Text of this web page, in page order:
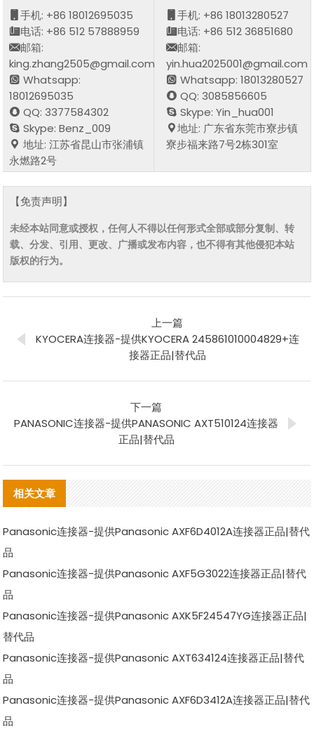
手机: +86 18012695035
电话: +86 512 57888959
邮箱:
king.zhang2505@gmail.com
Whatsapp:
18012695035
QQ: 3377584302
Skype: Benz_009
地址: 江苏省昆山市张浦镇
永燃路2号
手机: +86 18013280527
电话: +86 512 36851680
邮箱:
yin.hua2025001@gmail.com
Whatsapp: 18013280527
QQ: 3085856605
Skype: Yin_hua001
地址: 广东省东莞市寮步镇
寮步福来路7号2栋301室
【免责声明】
未经本站同意或授权，任何人不得以任何形式全部或部分复制、转
载、分发、引用、更改、广播或发布内容，也不得有其他侵犯本站
版权的行为。
上一篇
KYOCERA连接器-提供KYOCERA 245861010004829+连
接器正品|替代品
下一篇
PANASONIC连接器-提供PANASONIC AXT510124连接器
正品|替代品
相关文章
Panasonic连接器-提供Panasonic AXF6D4012A连接器正品|替代
品
Panasonic连接器-提供Panasonic AXF5G3022连接器正品|替代
品
Panasonic连接器-提供Panasonic AXK5F24547YG连接器正品|
替代品
Panasonic连接器-提供Panasonic AXT634124连接器正品|替代
品
Panasonic连接器-提供Panasonic AXF6D3412A连接器正品|替代
品